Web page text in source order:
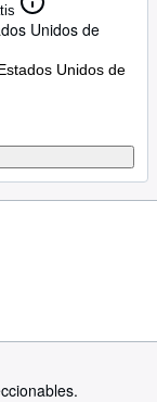
Unidos de
Unidos de